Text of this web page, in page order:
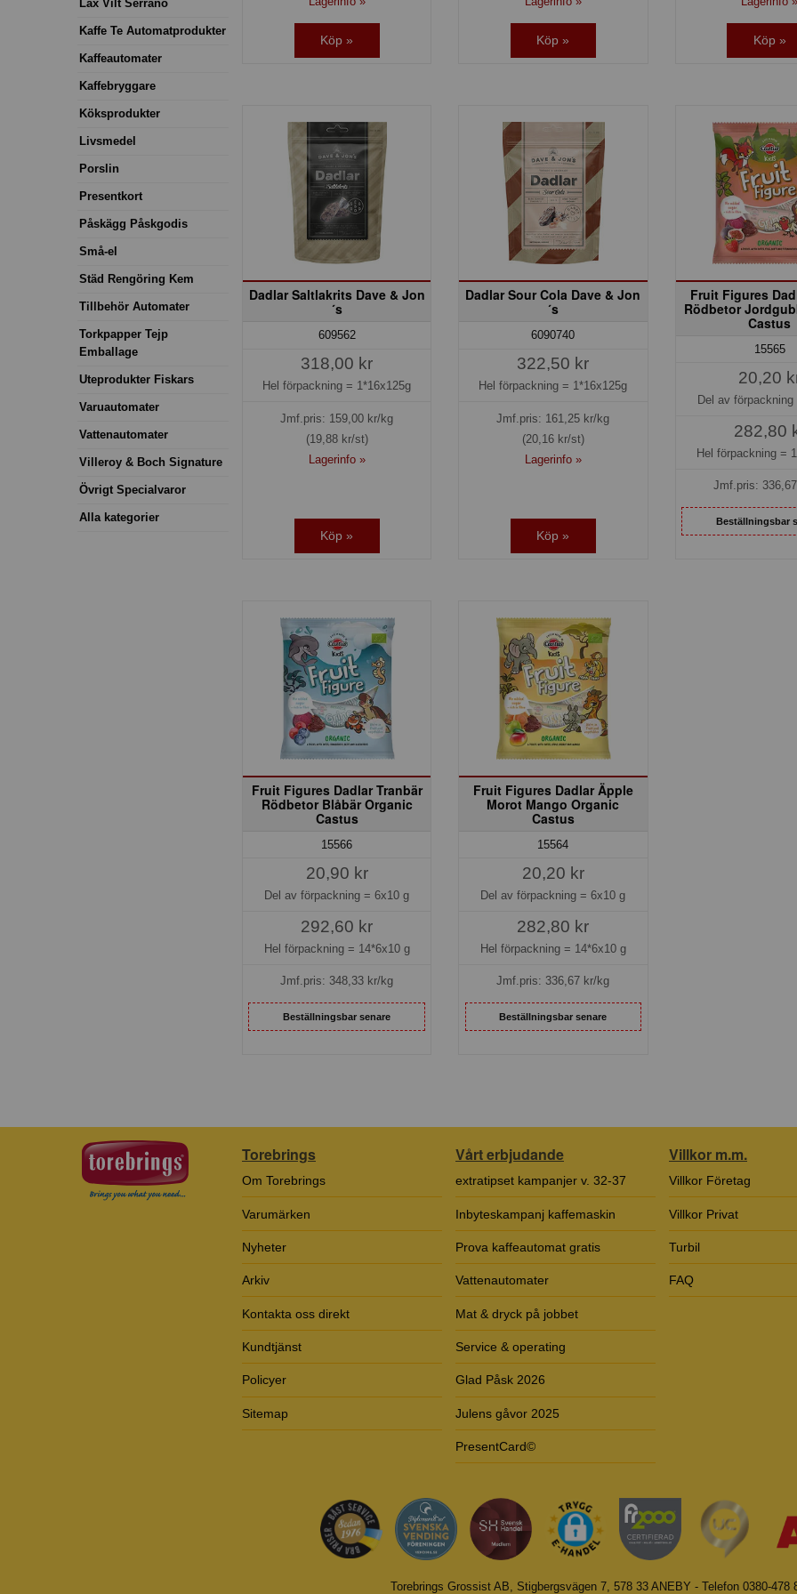
Lax Vilt Serrano
Kaffe Te Automatprodukter
Kaffeautomater
Kaffebryggare
Köksprodukter
Livsmedel
Porslin
Presentkort
Påskägg Påskgodis
Små-el
Städ Rengöring Kem
Tillbehör Automater
Torkpapper Tejp
Emballage
Uteprodukter Fiskars
Varuautomater
Vattenautomater
Villeroy & Boch Signature
Övrigt Specialvaror
Alla kategorier
Köp » Köp » Köp »
Dadlar Saltlakrits Dave & Jon
´s
609562
318,00 kr
Hel förpackning = 1*16x125g
Jmf.pris: 159,00 kr/kg
(19,88 kr/st)
Lagerinfo »
Köp »
Dadlar Sour Cola Dave & Jon
´s
6090740
322,50 kr
Hel förpackning = 1*16x125g
Jmf.pris: 161,25 kr/kg
(20,16 kr/st)
Lagerinfo »
Köp »
Fruit Figures
Rödbetor
Castus
15565
20,20
Del av förpackning
282,80
Hel förpackning =
Jmf.pris: 336,67
Beställningsbar
Fruit Figures Dadlar Tranbär
Rödbetor Blåbär Organic
Castus
15566
20,90 kr
Del av förpackning =6x10 g
292,60 kr
Hel förpackning = 14*6x10 g
Jmf.pris: 348,33 kr/kg
Beställningsbar senare
Fruit Figures Dadlar Äpple
Morot Mango Organic
Castus
15564
20,20 kr
Del av förpackning =6x10 g
282,80 kr
Hel förpackning = 14*6x10 g
Jmf.pris: 336,67 kr/kg
Beställningsbar senare
Torebrings
Om Torebrings
Varumärken
Nyheter
Arkiv
Kontakta oss direkt
Kundtjänst
Policyer
Sitemap
Vårt erbjudande
extratipset kampanjer v. 32-37
Inbyteskampanj kaffemaskin
Prova kaffeautomat gratis
Vattenautomater
Mat & dryck på jobbet
Service & operating
Glad Påsk 2026
Julens gåvor 2025
PresentCard©
Villkor m.m.
Villkor Företag
Villkor Privat
Turbil
FAQ
Torebrings Grossist AB, Stigbergsvägen 7, 578 33 ANEBY - Telefon 0380-478